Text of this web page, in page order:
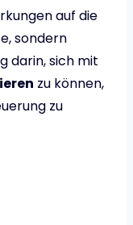
auf die
sondern
darin, sich mit
zu können,
zu